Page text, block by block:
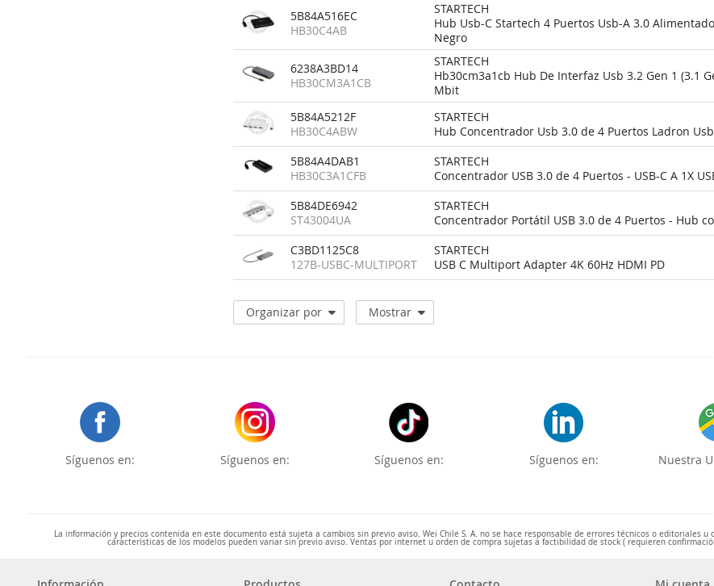
5B84A516EC
HB30C4AB
STARTECH
Hub Usb-C Startech 4 Puertos Usb-A 3.0
Negro
6238A3BD14
HB30CM3A1CB
STARTECH
Hb30cm3a1cb Hub De Interfaz Usb 3.2 Gen 1 (3.1
Mbit
5B84A5212F
HB30C4ABW
STARTECH
Hub Concentrador Usb 3.0 de 4 Puertos Ladron
5B84A4DAB1
HB30C3A1CFB
STARTECH
Concentrador USB 3.0 de 4 Puertos - USB-C A 1X
5B84DE6942
ST43004UA
STARTECH
Concentrador Portátil USB 3.0 de 4 Puertos - Hub
C3BD1125C8
127B-USBC-MULTIPORT
STARTECH
USB C Multiport Adapter 4K 60Hz HDMI PD
Organizar por Mostrar
Síguenos en: Síguenos en: Síguenos en: Síguenos en: Nuestra
La información y precios contenida en este documento está sujeta a cambios sin previo aviso. Wei Chile S. A. no se hace responsable de errores técnicos o editoriales
características de los modelos pueden variar sin previo aviso. Ventas por internet u orden de compra sujetas a factibilidad de stock ( requieren